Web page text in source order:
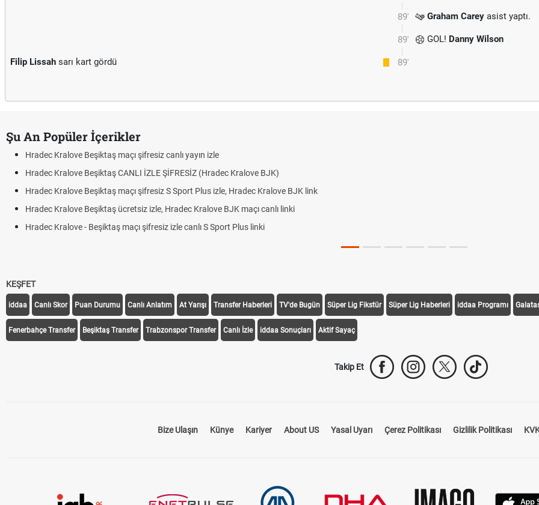
89' Graham Carey asist yaptı.
89' GOL! Danny Wilson
89'
Filip Lissah sarı kart gördü
Şu An Popüler İçerikler
şifresiz canlı yayın izle
İZLE ŞİFRESİZ (Hradec Kralove BJK)
şifresiz S Sport Plus izle, Hradec Kralove BJK link
izle, Hradec Kralove BJK maçı canlı linki
şifresiz izle canlı S Sport Plus linki
KEŞFET
iddaa Canlı Skor Puan Durumu Canlı Anlatım At Yarışı Transfer Haberleri TV'de Bugün Süper Lig Fikstür Süper Lig Haberleri iddaa Programı
Fenerbahçe Transfer Beşiktaş Transfer Trabzonspor Transfer Canlı İzle iddaa Sonuçları Aktif Sayaç
Takip Et
Bize Ulaşın Künye Kariyer About US Yasal Uyarı Çerez Politikası Gizlilik Politikası